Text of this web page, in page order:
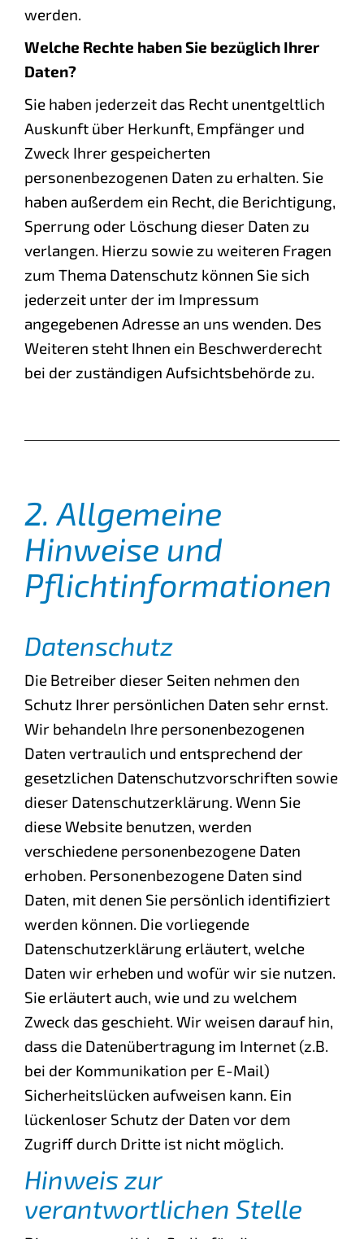
werden.
Welche Rechte haben Sie bezüglich Ihrer
Daten?
Sie haben jederzeit das Recht unentgeltlich
Auskunft über Herkunft, Empfänger und
Zweck Ihrer gespeicherten
personenbezogenen Daten zu erhalten. Sie
haben außerdem ein Recht, die Berichtigung,
Sperrung oder Löschung dieser Daten zu
verlangen. Hierzu sowie zu weiteren Fragen
zum Thema Datenschutz können Sie sich
jederzeit unter der im Impressum
angegebenen Adresse an uns wenden. Des
Weiteren steht Ihnen ein Beschwerderecht
bei der zuständigen Aufsichtsbehörde zu.
2. Allgemeine
Hinweise und
Pflichtinformationen
Datenschutz
Die Betreiber dieser Seiten nehmen den
Schutz Ihrer persönlichen Daten sehr ernst.
Wir behandeln Ihre personenbezogenen
Daten vertraulich und entsprechend der
gesetzlichen Datenschutzvorschriften sowie
dieser Datenschutzerklärung. Wenn Sie
diese Website benutzen, werden
verschiedene personenbezogene Daten
erhoben. Personenbezogene Daten sind
Daten, mit denen Sie persönlich identifiziert
werden können. Die vorliegende
Datenschutzerklärung erläutert, welche
Daten wir erheben und wofür wir sie nutzen.
Sie erläutert auch, wie und zu welchem
Zweck das geschieht. Wir weisen darauf hin,
dass die Datenübertragung im Internet (z.B.
bei der Kommunikation per E-Mail)
Sicherheitslücken aufweisen kann. Ein
lückenloser Schutz der Daten vor dem
Zugriff durch Dritte ist nicht möglich.
Hinweis zur
verantwortlichen Stelle